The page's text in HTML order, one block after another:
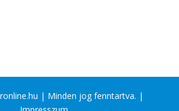
| Minden jog fenntartva. |